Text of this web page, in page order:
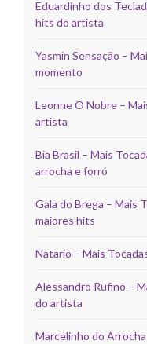
Eduardinho dos
hits do artista
Yasmin Sensação –
momento
Leonne O Nobre –
artista
Bia Brasil – Mais
arrocha e forró
Gala do Brega – Mais
maiores hits
Natario – Mais
Alessandro Rufino –
do artista
Marcelinho do